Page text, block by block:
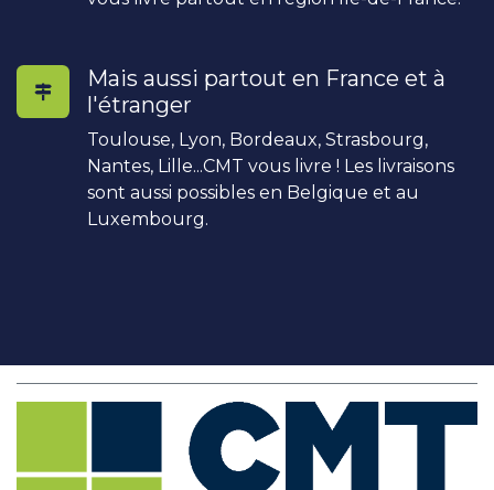
Mais aussi partout en France et à
l'étranger
Toulouse, Lyon, Bordeaux, Strasbourg,
Nantes, Lille...CMT vous livre ! Les livraisons
sont aussi possibles en Belgique et au
Luxembourg.